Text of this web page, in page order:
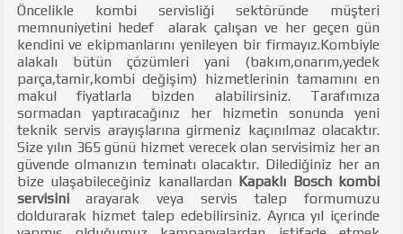
Öncelikle kombi servisliği sektöründe müşteri
memnuniyetini hedef alarak çalışan ve her geçen gün
kendini ve ekipmanlarını yenileyen bir firmayız.Kombiyle
alakalı bütün çözümleri yani (bakım,onarım,yedek
parça,tamir,kombi değişim) hizmetlerinin tamamını en
makul fiyatlarla bizden alabilirsiniz. Tarafımıza
sormadan yaptıracağınız her hizmetin sonunda yeni
teknik servis arayışlarına girmeniz kaçınılmaz olacaktır.
Size yılın 365 günü hizmet verecek olan servisimiz her an
güvende olmanızın teminatı olacaktır. Dilediğiniz her an
bize ulaşabileceğiniz kanallardan Kapaklı Bosch kombi
servisiniarayarak veya servis talep formumuzu
doldurarak hizmet talep edebilirsiniz. Ayrıca yıl içerinde